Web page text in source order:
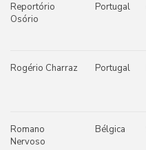
Reportório
Osório
Portugal
Rogério Charraz Portugal
Romano
Nervoso
Bélgica